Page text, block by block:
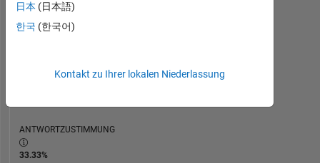
REPUTATION
0
ANTWORTZUSTIMMUNG
33.33%
日本 (日本語)
한국 (한국어)
Kontakt zu Ihrer lokalen Niederlassung